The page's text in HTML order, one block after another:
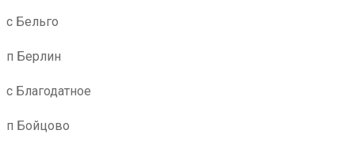
с Бельго
п Берлин
с Благодатное
п Бойцово